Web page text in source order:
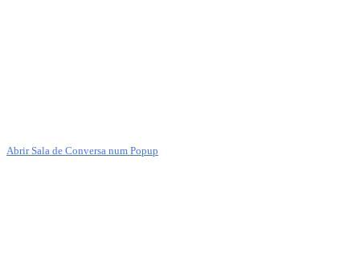
Abrir Sala de Conversa num Popup